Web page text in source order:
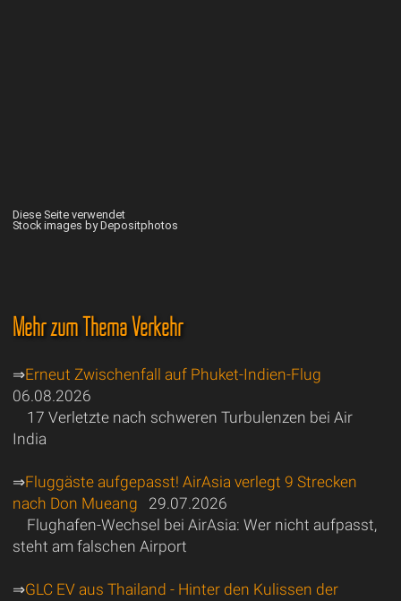
Diese Seite verwendet
Stock images by Depositphotos
Mehr zum Thema Verkehr
⇒Erneut Zwischenfall auf Phuket-Indien-Flug
06.08.2026
17 Verletzte nach schweren Turbulenzen bei Air
India
⇒Fluggäste aufgepasst! AirAsia verlegt 9 Strecken
nach Don Mueang 29.07.2026
Flughafen-Wechsel bei AirAsia: Wer nicht aufpasst,
steht am falschen Airport
⇒GLC EV aus Thailand - Hinter den Kulissen der